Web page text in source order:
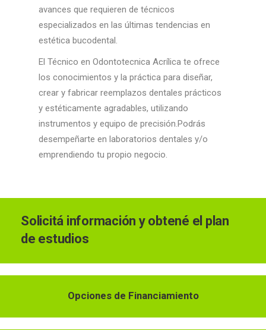
avances que requieren de técnicos
especializados en las últimas tendencias en
estética bucodental.
El Técnico en Odontotecnica Acrílica te ofrece
los conocimientos y la práctica para diseñar,
crear y fabricar reemplazos dentales prácticos
y estéticamente agradables, utilizando
instrumentos y equipo de precisión.Podrás
desempeñarte en laboratorios dentales y/o
emprendiendo tu propio negocio.
Solicitá información y obtené el plan
de estudios
Opciones de Financiamiento